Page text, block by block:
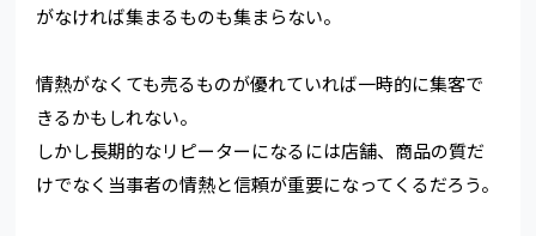
がなければ集まるものも集まらない。
情熱がなくても売るものが優れていれば一時的に集客で
きるかもしれない。
しかし長期的なリピーターになるには店舗、商品の質だ
けでなく当事者の情熱と信頼が重要になってくるだろう。